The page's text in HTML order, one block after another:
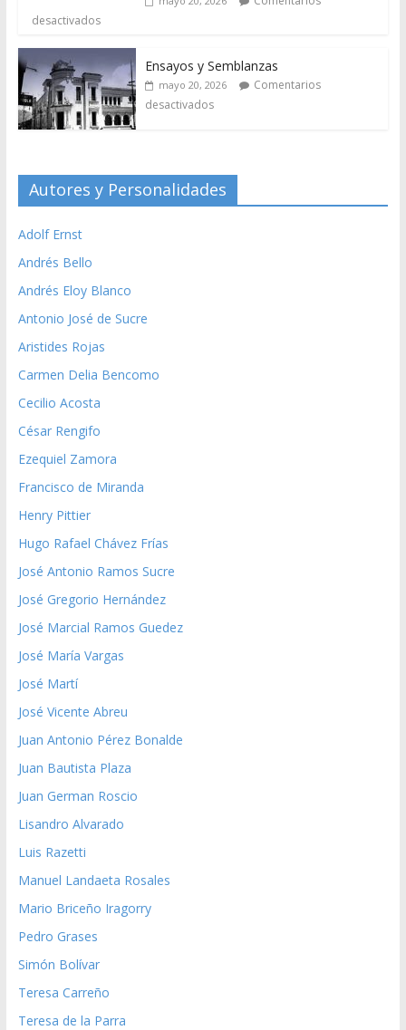
desactivados
Ensayos y Semblanzas
mayo 20, 2026
Comentarios
desactivados
Autores y Personalidades
Adolf Ernst
Andrés Bello
Andrés Eloy Blanco
Antonio José de Sucre
Aristides Rojas
Carmen Delia Bencomo
Cecilio Acosta
César Rengifo
Ezequiel Zamora
Francisco de Miranda
Henry Pittier
Hugo Rafael Chávez Frías
José Antonio Ramos Sucre
José Gregorio Hernández
José Marcial Ramos Guedez
José María Vargas
José Martí
José Vicente Abreu
Juan Antonio Pérez Bonalde
Juan Bautista Plaza
Juan German Roscio
Lisandro Alvarado
Luis Razetti
Manuel Landaeta Rosales
Mario Briceño Iragorry
Pedro Grases
Simón Bolívar
Teresa Carreño
Teresa de la Parra